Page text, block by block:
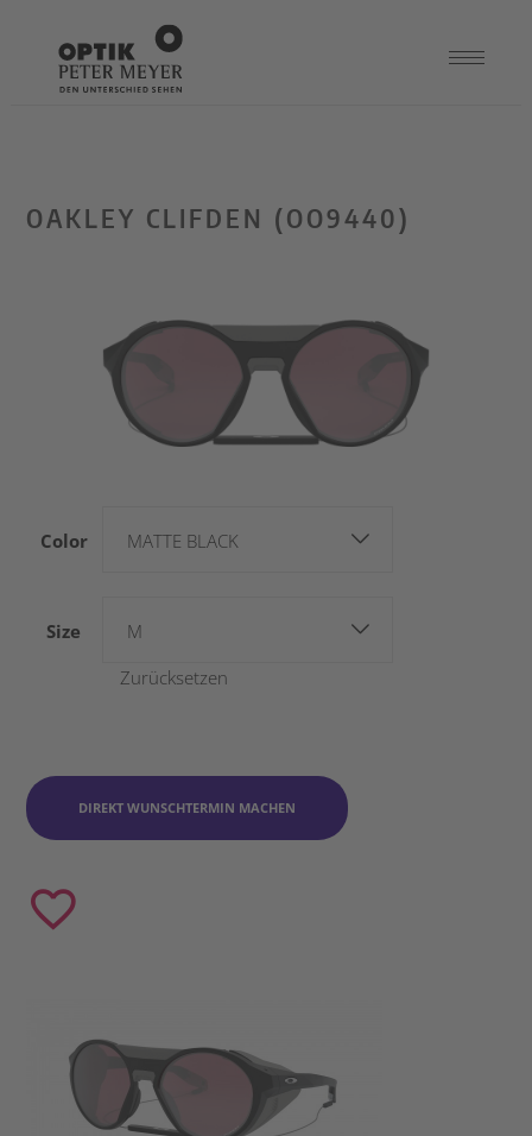
OAKLEY CLIFDEN (OO9440)
Color MATTE BLACK
Size
M
Zurücksetzen
DIREKT WUNSCHTERMIN MACHEN